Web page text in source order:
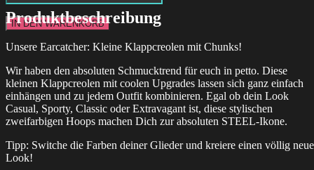
IN DEN WARENKORB
Produktbeschreibung
Unsere Earcatcher: Kleine Klappcreolen mit Chunks!
Wir haben den absoluten Schmucktrend für euch in petto. Diese
kleinen Klappcreolen mit coolen Upgrades lassen sich ganz einfach
einhängen und zu jedem Outfit kombinieren. Egal ob dein Look
Casual, Sporty, Classic oder Extravagant ist, diese stylischen
zweifarbigen Hoops machen Dich zur absoluten STEEL-Ikone.
Tipp: Switche die Farben deiner Glieder und kreiere einen völlig
Look!